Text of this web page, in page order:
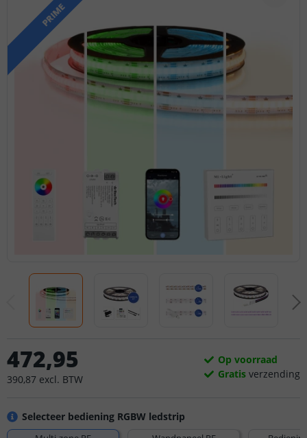
PRIME
Selecteer bediening RGBW ledstrip
472,95
390,87 excl. BTW
Op voorraad
Gratis verzending